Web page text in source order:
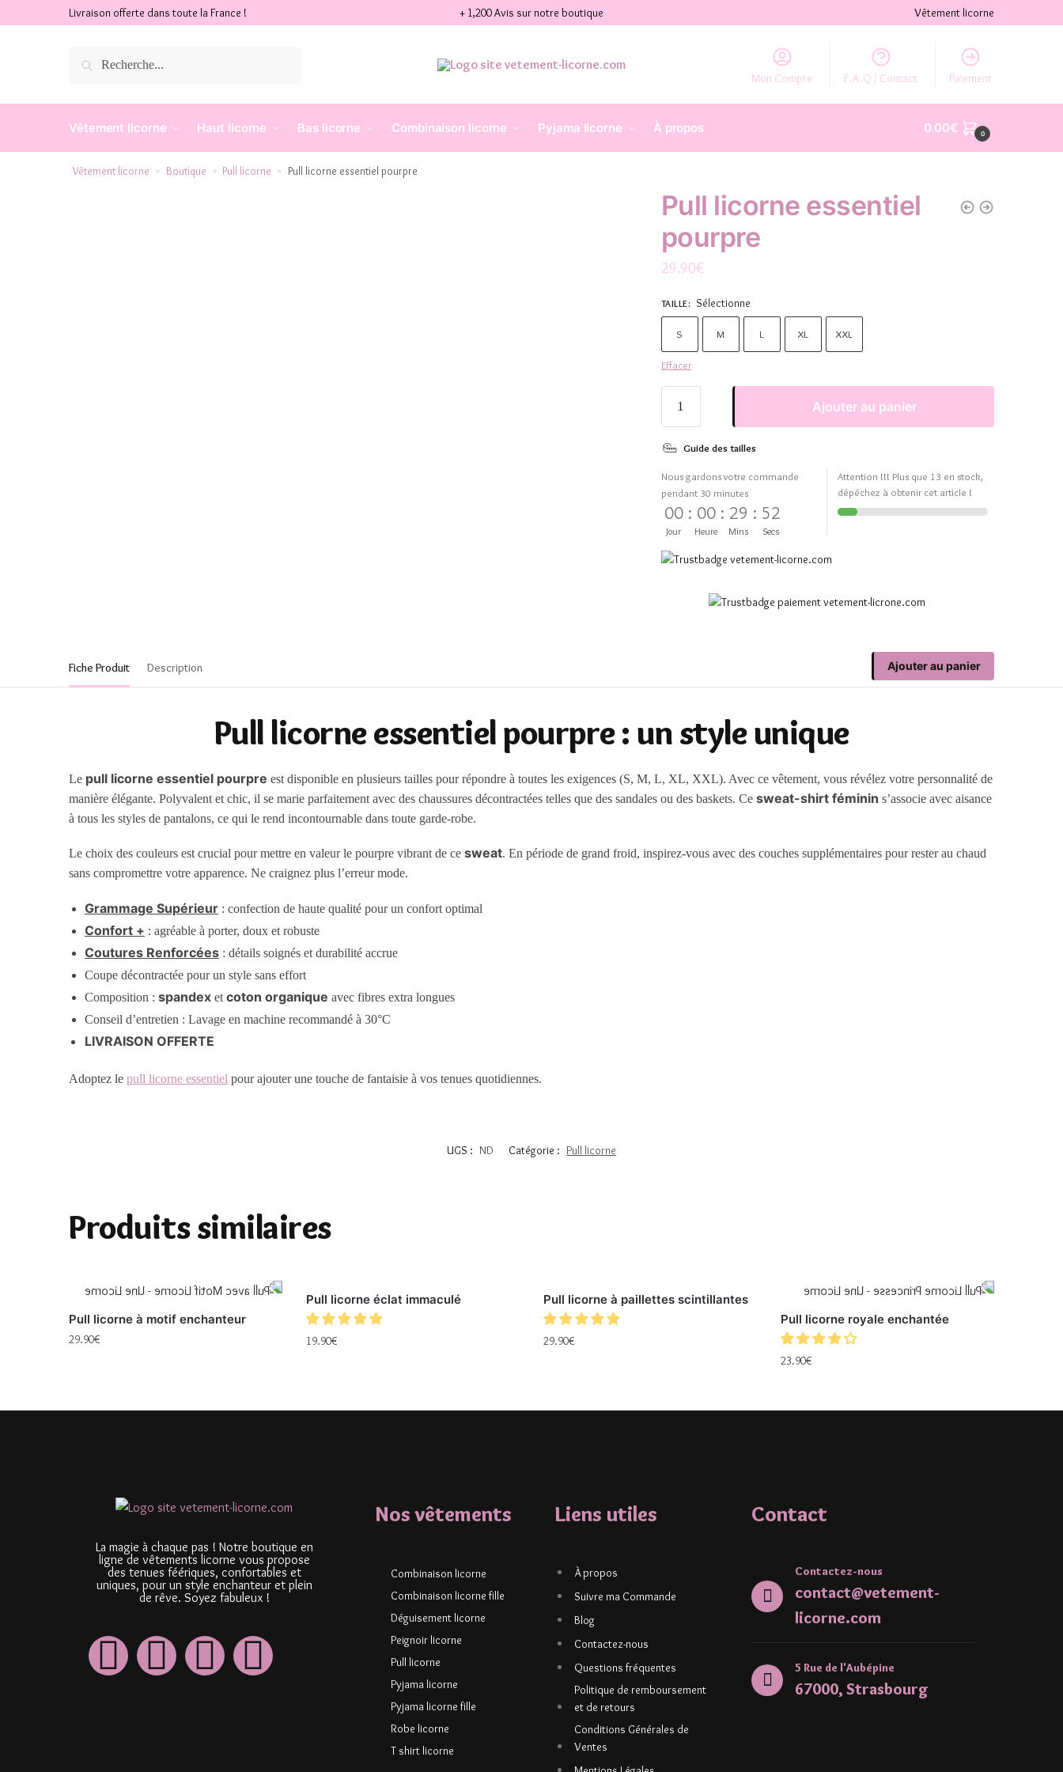
Livraison offerte dans toute la France ! + 1,200 Avis sur notre boutique Vêtement licorne
Recherche Mon Compte F.A.Q / Contact Paiement
Vêtement licorne Haut licorne Bas licorne Combinaison licorne Pyjama licorne À propos 0.00€ 0
Vêtement licorne » Boutique » Pull licorne » Pull licorne essentiel pourpre
Pull licorne essentiel
pourpre
29.90€
TAILLE: Sélectionne
S M L XL XXL
Effacer
Ajouter au panier
Guide des tailles
Nous gardons votre commande
pendant 30 minutes
00
Jour
: 00
Heure
: 29
Mins
: 52
Secs
Attention !!! Plus que 13 en stock,
dépêchez à obtenir cet article !
Fiche Produit Description Ajouter au panier
Pull licorne essentiel pourpre : un style unique
Le pull licorne essentiel pourpre est disponible en plusieurs tailles pour répondre à toutes les exigences (S, M, L, XL, XXL). Avec ce vêtement, vous révélez votre personnalité de
manière élégante. Polyvalent et chic, il se marie parfaitement avec des chaussures décontractées telles que des sandales ou des baskets. Cesweat-shirt féminin s’associe avec aisance
à tous les styles de pantalons, ce qui le rend incontournable dans toute garde-robe.
Le choix des couleurs est crucial pour mettre en valeur le pourpre vibrant de cesweat. En période de grand froid, inspirez-vous avec des couches supplémentaires pour rester au chaud
sans compromettre votre apparence. Ne craignez plus l’erreur mode.
Grammage Supérieur : confection de haute qualité pour un confort optimal
Confort + : agréable à porter, doux et robuste
Coutures Renforcées : détails soignés et durabilité accrue
Coupe décontractée pour un style sans effort
Composition :spandex etcoton organique avec fibres extra longues
Conseil d’entretien : Lavage en machine recommandé à 30°C
LIVRAISON OFFERTE
Adoptez lepull licorne essentiel pour ajouter une touche de fantaisie à vos tenues quotidiennes.
UGS : ND Catégorie : Pull licorne
Produits similaires
Pull licorne à motif enchanteur
29.90€
Pull licorne éclat immaculé
19.90€
Pull licorne à paillettes scintillantes
29.90€
Pull licorne royale enchantée
23.90€
La magie à chaque pas ! Notre boutique en
ligne de vêtements licorne vous propose
des tenues féériques, confortables et
uniques, pour un style enchanteur et plein
de rêve. Soyez fabuleux !
Nos vêtements
Combinaison licorne
Combinaison licorne fille
Déguisement licorne
Peignoir licorne
Pull licorne
Pyjama licorne
Pyjama licorne fille
Robe licorne
T shirt licorne
Liens utiles
À propos
Suivre ma Commande
Blog
Contactez-nous
Questions fréquentes
Politique de remboursement
et de retours
Conditions Générales de
Ventes
Contact
Contactez-nous
contact@vetement-
licorne.com
5 Rue de l'Aubépine
67000, Strasbourg